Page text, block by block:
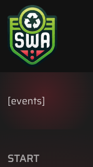
Skip to main content
[events]
START